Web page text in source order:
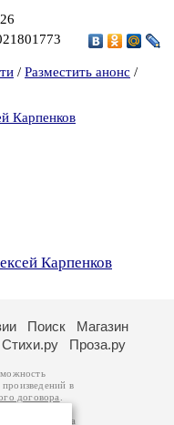
/ Разместить анонс /
Карпенков
Карпенков
Поиск
Магазин
Стихи.ру Проза.ру
в
договора
авторам
возможна